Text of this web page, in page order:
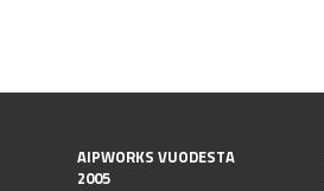
AIPWORKS VUODESTA
2005